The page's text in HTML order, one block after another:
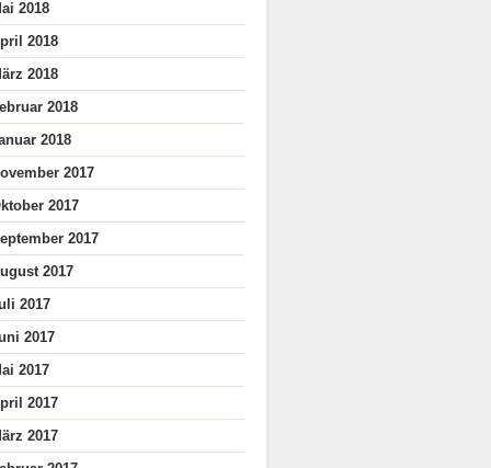
2018
2018
2018
2018
2018
2017
2017
2017
2017
2017
2017
2017
2017
2017